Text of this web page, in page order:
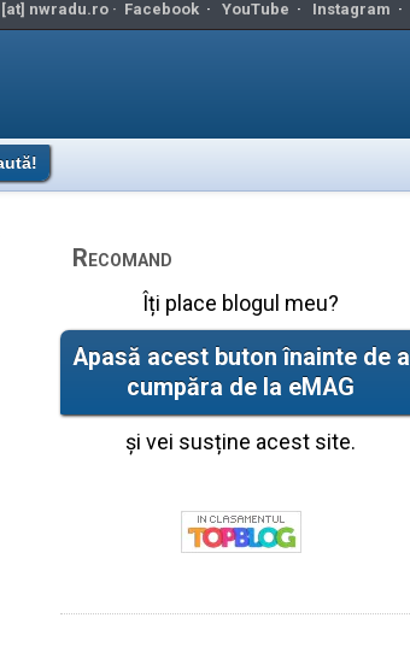
nwradu.ro · Facebook· YouTube · Instagram ·
Recomand
Îți place blogul meu?
Apasă acest buton înainte de a
cumpăra de la eMAG
și vei susține acest site.